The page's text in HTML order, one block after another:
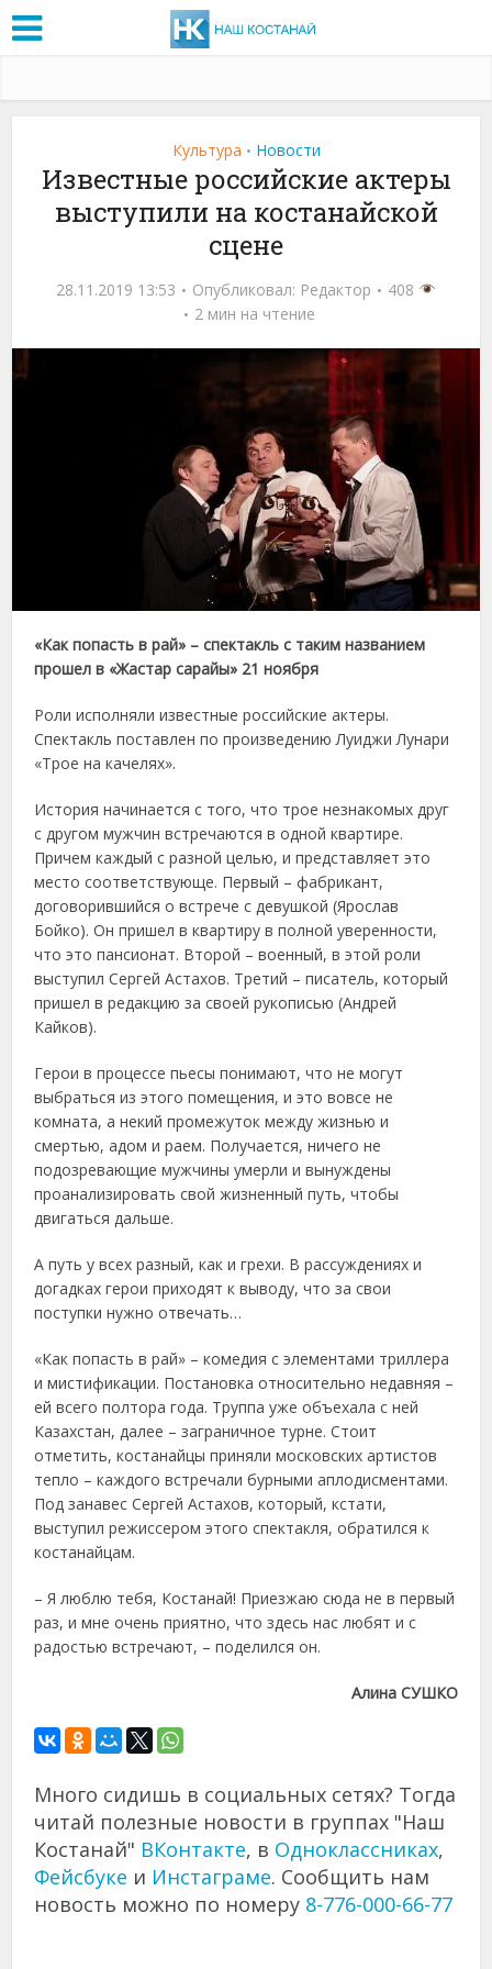
Культура • Новости
Известные российские актеры
выступили на костанайской
сцене
28.11.2019 13:53 Опубликовал: Редактор
408
2 мин на чтение
«Как попасть в рай» – спектакль с таким названием
прошел в «Жастар сарайы» 21 ноября
Роли исполняли известные российские актеры.
Спектакль поставлен по произведению Луиджи Лунари
«Трое на качелях».
История начинается с того, что трое незнакомых друг
с другом мужчин встречаются в одной квартире.
Причем каждый с разной целью, и представляет это
место соответствующе. Первый – фабрикант,
договорившийся о встрече с девушкой (Ярослав
Бойко). Он пришел в квартиру в полной уверенности,
что это пансионат. Второй – военный, в этой роли
выступил Сергей Астахов. Третий – писатель, который
пришел в редакцию за своей рукописью (Андрей
Кайков).
Герои в процессе пьесы понимают, что не могут
выбраться из этого помещения, и это вовсе не
комната, а некий промежуток между жизнью и
смертью, адом и раем. Получается, ничего не
подозревающие мужчины умерли и вынуждены
проанализировать свой жизненный путь, чтобы
двигаться дальше.
А путь у всех разный, как и грехи. В рассуждениях и
догадках герои приходят к выводу, что за свои
поступки нужно отвечать…
«Как попасть в рай» – комедия с элементами триллера
и мистификации. Постановка относительно недавняя –
ей всего полтора года. Труппа уже объехала с ней
Казахстан, далее – заграничное турне. Стоит
отметить, костанайцы приняли московских артистов
тепло – каждого встречали бурными аплодисментами.
Под занавес Сергей Астахов, который, кстати,
выступил режиссером этого спектакля, обратился к
костанайцам.
– Я люблю тебя, Костанай! Приезжаю сюда не в первый
раз, и мне очень приятно, что здесь нас любят и с
радостью встречают, – поделился он.
Алина СУШКО
Много сидишь в социальных сетях? Тогда
читай полезные новости в группах "Наш
Костанай" ВКонтакте, в Одноклассниках,
Фейсбуке и Инстаграме. Сообщить нам
новость можно по номеру 8-776-000-66-77